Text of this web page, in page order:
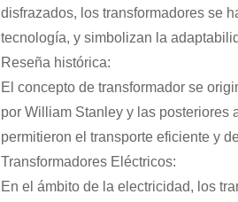
disfrazados, los transformadores se
tecnología, y simbolizan la
Reseña histórica:
El concepto de transformador se
por William Stanley y las posteriores
permitieron el transporte eficiente y
Transformadores Eléctricos:
En el ámbito de la electricidad, los